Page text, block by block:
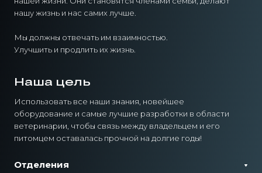
нашу жизнь и нас самих лучше.
Мы должны отвечать им взаимностью.
Улучшить и продлить их жизнь.
Наша цель
Использовать все наши знания, новейшее
оборудование и самые лучшие разработки в области
ветеринарии, чтобы связь между владельцем и его
питомцем оставалась прочной на долгие годы!
Отделения